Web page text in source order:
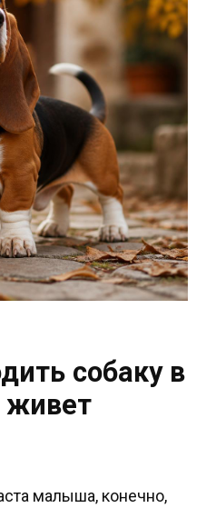
собаку в
живет
малыша, конечно,